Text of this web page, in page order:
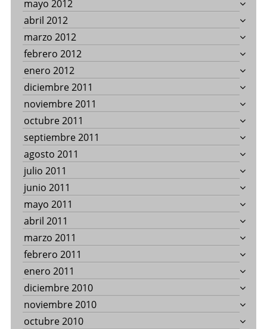
mayo 2012
abril 2012
marzo 2012
febrero 2012
enero 2012
diciembre 2011
noviembre 2011
octubre 2011
septiembre 2011
agosto 2011
julio 2011
junio 2011
mayo 2011
abril 2011
marzo 2011
febrero 2011
enero 2011
diciembre 2010
noviembre 2010
octubre 2010